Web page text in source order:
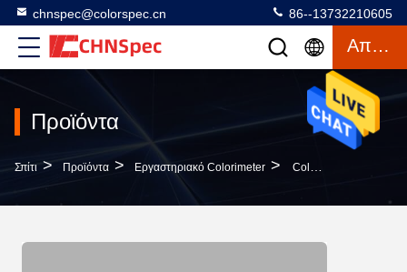
chnspec@colorspec.cn 86--13732210605
Απόσπασμα
Προϊόντα
Σπίτι > Προϊόντα > Εργαστηριακό Colorimeter > Colorimeter Οξειδίων Ηλεκτρολυτικής Επιμετάλλωσης Εργαστηριακό Πηγή Φωτός Μέτρησης Των Οδηγήσεων